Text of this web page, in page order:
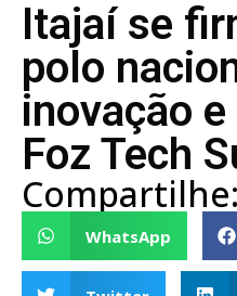
Itajaí se
polo
inovação
Foz Tech
Compartilhe:
WhatsApp